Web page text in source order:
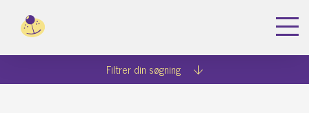
Køb gnavere Marsvin
Filtrer din søgning